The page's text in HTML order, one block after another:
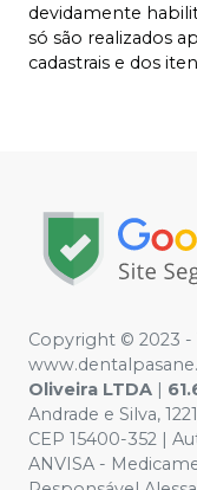
devidamente
só são realizados
cadastrais e dos
Copyright © 2023 -
Oliveira LTDA |
Andrade e Silva, 1221
CEP 15400-352 |
ANVISA -